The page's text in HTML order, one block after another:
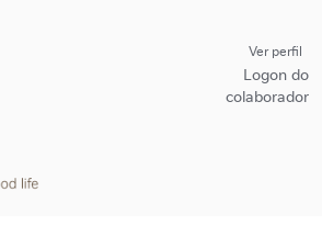
Ver perfil
Logon do
colaborador